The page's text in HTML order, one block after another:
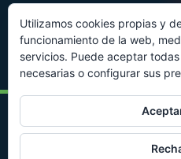
© 2016 - Todos los
Utilizamos cookies propias y
funcionamiento de la web,
servicios. Puede aceptar
necesarias o configurar sus